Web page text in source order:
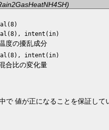
intent(in)
度の擾乱成分
intent(in)
合比の変化量
値が正になることを保証し